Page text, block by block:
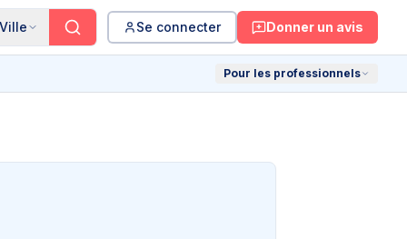
Ville Se connecter Donner un avis
Pour les professionnels